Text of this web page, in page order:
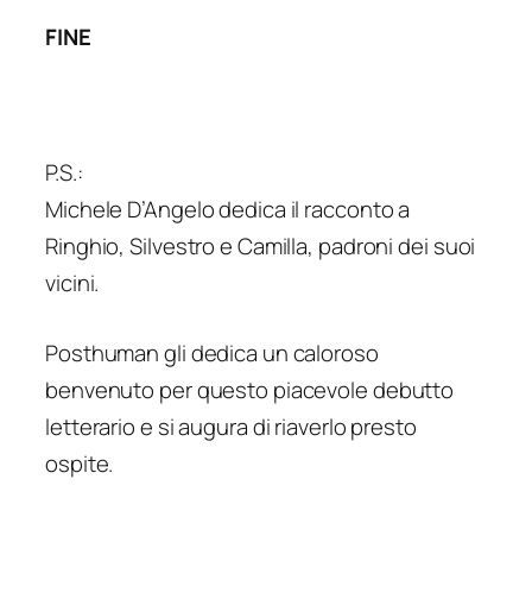
FINE
P.S.:
Michele D’Angelo dedica il racconto a
Ringhio, Silvestro e Camilla, padroni dei suoi
vicini.
Posthuman gli dedica un caloroso
benvenuto per questo piacevole debutto
letterario e si augura di riaverlo presto
ospite.